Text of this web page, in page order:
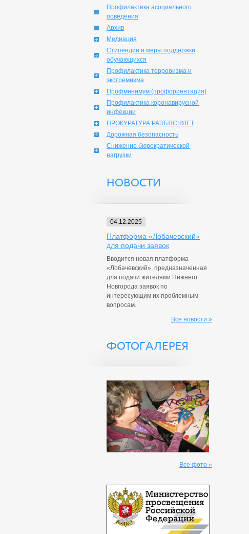
Профилактика асоциального
поведения
Архив
Медиация
Стипендии и меры поддержки
обучающихся
Профилактика терроризма и
экстремизма
Профминимум (профориентация)
Профилактика коронавирусной
инфекции
ПРОКУРАТУРА РАЗЪЯСНЯЕТ
Дорожная безопасность
Снижение бюрократической
нагрузки
НОВОСТИ
04.12.2025
Платформа «Лобачевский»
для подачи заявок
Вводится новая платформа
«Лобачевский», предназначенная
для подачи жителями Нижнего
Новгорода заявок по
интересующим их проблемным
вопросам.
Все новости »
ФОТОГАЛЕРЕЯ
Все фото »